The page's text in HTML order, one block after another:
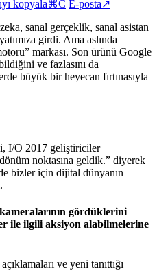
kopyala⌘C E-posta↗
sanal gerçeklik, sanal asistan
girdi. Ama aslında
markası. Son ürünü Google
ve fazlasını da
büyük bir heyecan fırtınasıyla
I/O 2017 geliştiriciler
noktasına geldik.” diyerek
bizler için dijital dünyanın
gördüklerini
ile ilgili aksiyon alabilmelerine
ve yeni tanıttığı